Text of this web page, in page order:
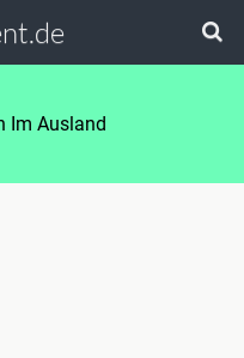
Im Ausland